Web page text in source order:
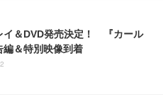
イ＆DVD発売決定！ 『カール
編＆特別映像到着